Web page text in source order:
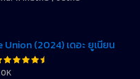
Union (2024) เดอะ ยูเนี่ยน